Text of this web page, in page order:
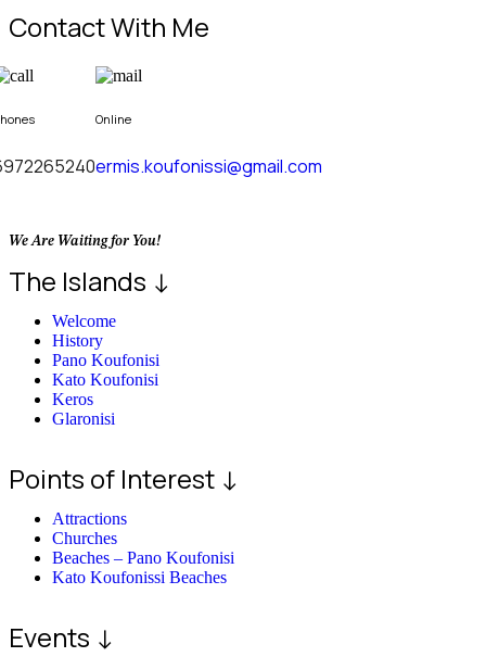
Contact With Me
Online
ermis.koufonissi@gmail.com
We Are Waiting for You!
The Islands ↓
Welcome
History
Pano Koufonisi
Kato Koufonisi
Keros
Glaronisi
Points of Interest ↓
Attractions
Churches
Beaches – Pano Koufonisi
Kato Koufonissi Beaches
Events ↓